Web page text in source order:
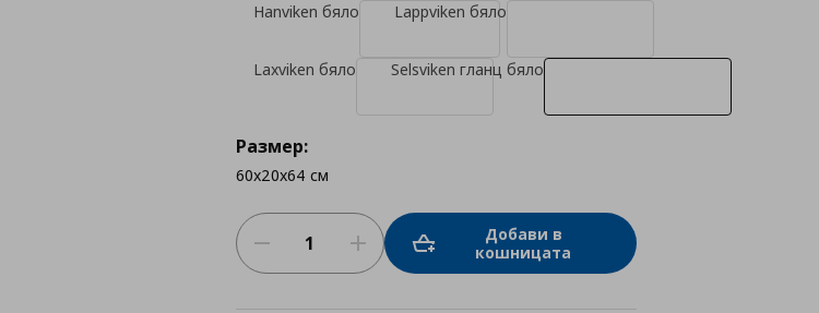
Hanviken бяло Lappviken бяло
Laxviken бяло Selsviken гланц бяло
Размер:
60x20x64 см
Добави в
кошницата